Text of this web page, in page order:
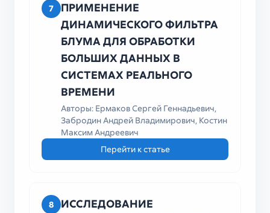
7
ПРИМЕНЕНИЕ
ДИНАМИЧЕСКОГО ФИЛЬТРА
БЛУМА ДЛЯ ОБРАБОТКИ
БОЛЬШИХ ДАННЫХ В
СИСТЕМАХ РЕАЛЬНОГО
ВРЕМЕНИ
Авторы: Ермаков Сергей Геннадьевич,
Забродин Андрей Владимирович, Костин
Максим Андреевич
Перейти к статье
8
ИССЛЕДОВАНИЕ